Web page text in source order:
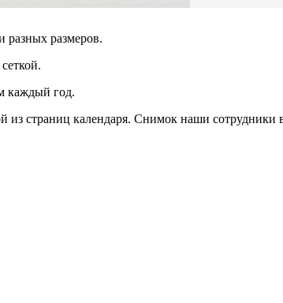
разных размеров.
каждый год.
страниц календаря. Снимок наши сотрудники